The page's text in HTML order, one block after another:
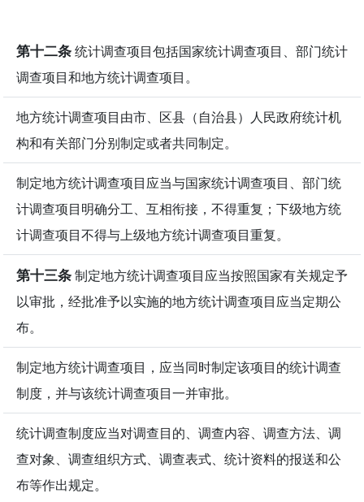
第十二条统计调查项目包括国家统计调查项目、部门统计
调查项目和地方统计调查项目。
地方统计调查项目由市、区县（自治县）人民政府统计机
构和有关部门分别制定或者共同制定。
制定地方统计调查项目应当与国家统计调查项目、部门统
计调查项目明确分工、互相衔接，不得重复；下级地方统
计调查项目不得与上级地方统计调查项目重复。
第十三条制定地方统计调查项目应当按照国家有关规定予
以审批，经批准予以实施的地方统计调查项目应当定期公
布。
制定地方统计调查项目，应当同时制定该项目的统计调查
制度，并与该统计调查项目一并审批。
统计调查制度应当对调查目的、调查内容、调查方法、调
查对象、调查组织方式、调查表式、统计资料的报送和公
布等作出规定。